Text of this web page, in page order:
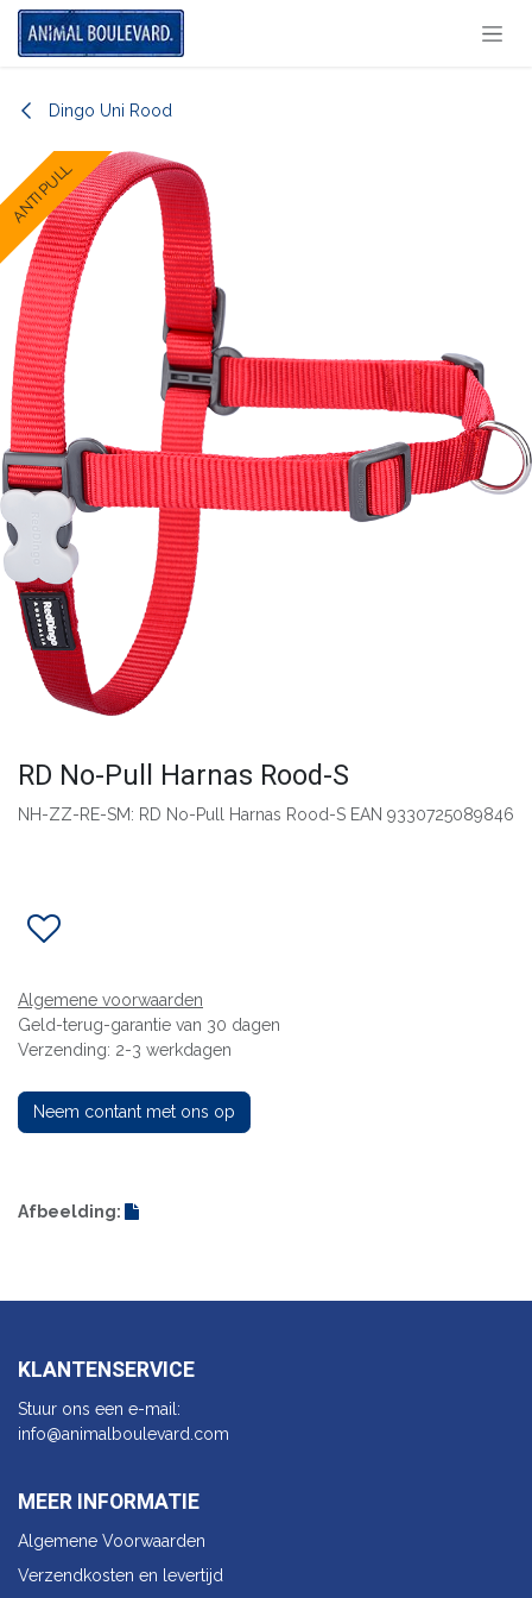
Overslaan naar inhoud
Dingo Uni Rood
ANTI PULL
RD No-Pull Harnas Rood-S
NH-ZZ-RE-SM: RD No-Pull Harnas Rood-S EAN 9330725089846
Algemene voorwaarden
Geld-terug-garantie van 30 dagen
Verzending: 2-3 werkdagen
Neem contant met ons op
Afbeelding:
KLANTENSERVICE
Stuur ons een e-mail:
info@animalbo​ulevard.com
MEER INFORMATIE
Algemene Voorwaarden
Verzendkosten en levertijd